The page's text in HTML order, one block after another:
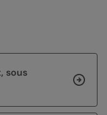
sous